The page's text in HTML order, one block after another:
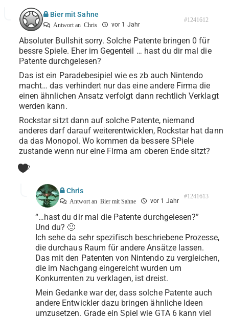
Bier mit Sahne
Antwort an Chris vor 1 Jahr
#1241612
Absoluter Bullshit sorry. Solche Patente bringen 0 für
bessre Spiele. Eher im Gegenteil … hast du dir mal die
Patente durchgelesen?
Das ist ein Paradebesipiel wie es zb auch Nintendo
macht… das verhindert nur das eine andere Firma die
einen ähnlichen Ansatz verfolgt dann rechtlich Verklagt
werden kann.
Rockstar sitzt dann auf solche Patente, niemand
anderes darf darauf weiterentwicklen, Rockstar hat dann
da das Monopol. Wo kommen da bessere SPiele
zustande wenn nur eine Firma am oberen Ende sitzt?
2
Chris
Antwort an Bier mit Sahne vor 1 Jahr
#1241613
“…hast du dir mal die Patente durchgelesen?”
Und du? 🙂
Ich sehe da sehr spezifisch beschriebene Prozesse,
die durchaus Raum für andere Ansätze lassen.
Das mit den Patenten von Nintendo zu vergleichen,
die im Nachgang eingereicht wurden um
Konkurrenten zu verklagen, ist dreist.
Mein Gedanke war der, dass solche Patente auch
andere Entwickler dazu bringen ähnliche Ideen
umzusetzen. Grade ein Spiel wie GTA 6 kann viel